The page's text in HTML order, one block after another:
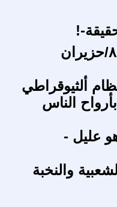
!
الحرب على غزة_مذبحة النصيرات ٨/حزيران
ألثيوقراطي
الناس
عليل -
والنخبة